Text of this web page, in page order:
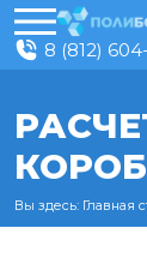
8 (812)
Вы здесь: Главная